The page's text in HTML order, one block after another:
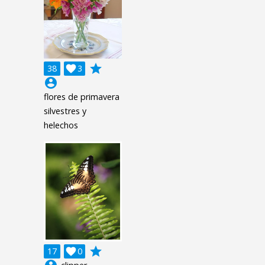
38 3

grade
account_circle
flores de primavera
silvestres y
helechos
17 0

grade